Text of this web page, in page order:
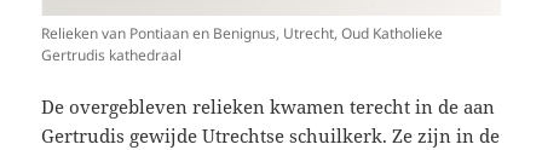
Relieken van Pontiaan en Benignus, Utrecht, Oud Katholieke
Gertrudis kathedraal
De overgebleven relieken kwamen terecht in de aan
Gertrudis gewijde Utrechtse schuilkerk. Ze zijn in de